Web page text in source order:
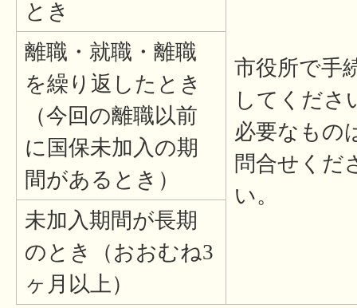
とき
市役所で手
してくださ
必要なもの
問合せくだ
い。
離職・就職・離職
を繰り返したとき
（今回の離職以前
に国保未加入の期
間があるとき）
未加入期間が長期
のとき（おおむね3
ヶ月以上）